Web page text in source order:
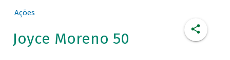
Ações
Joyce Moreno 50